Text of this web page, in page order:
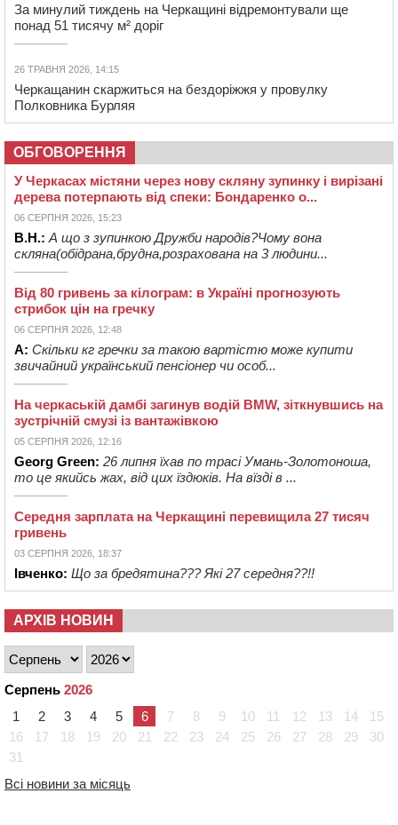
За минулий тиждень на Черкащині відремонтували ще
понад 51 тисячу м² доріг
26 ТРАВНЯ 2026, 14:15
Черкащанин скаржиться на бездоріжжя у провулку
Полковника Бурляя
ОБГОВОРЕННЯ
У Черкасах містяни через нову скляну зупинку і вирізані
дерева потерпають від спеки: Бондаренко о...
06 СЕРПНЯ 2026, 15:23
В.Н.: А що з зупинкою Дружби народів?Чому вона
скляна(обідрана,брудна,розрахована на 3 людини...
Від 80 гривень за кілограм: в Україні прогнозують
стрибок цін на гречку
06 СЕРПНЯ 2026, 12:48
А: Скільки кг гречки за такою вартістю може купити
звичайний український пенсіонер чи особ...
На черкаській дамбі загинув водій BMW, зіткнувшись на
зустрічній смузі із вантажівкою
05 СЕРПНЯ 2026, 12:16
Georg Green: 26 липня їхав по трасі Умань-Золотоноша,
то це якийсь жах, від цих їздюків. На вїзді в ...
Середня зарплата на Черкащині перевищила 27 тисяч
гривень
03 СЕРПНЯ 2026, 18:37
Івченко: Що за бредятина??? Які 27 середня??!!
АРХІВ НОВИН
Серпень 2026
1
2 3 4 5 6 7 8 9 10 11 12 13 14
15
16
17 18 19 20 21 22 23 24 25 26 27 28 29
30
31
Всі новини за місяць